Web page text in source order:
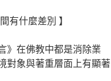
有什麼差別 】
》在佛教中都是消除業
對象與著重層面上有顯著